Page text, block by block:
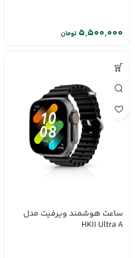
تومان
ساعت هوشمند ویرفیت مدل
HK11 Ultra A